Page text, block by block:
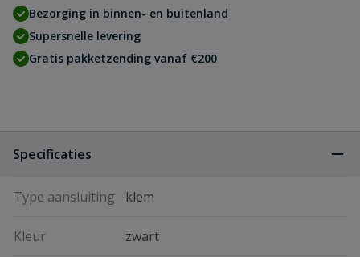
Bezorging in binnen- en buitenland
Supersnelle levering
Gratis pakketzending vanaf €200
Specificaties
Type aansluiting klem
Kleur zwart